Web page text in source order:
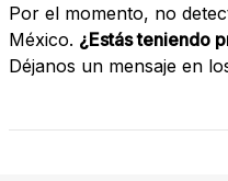
Por el momento, no
México. ¿Estás teniendo
Déjanos un mensaje en